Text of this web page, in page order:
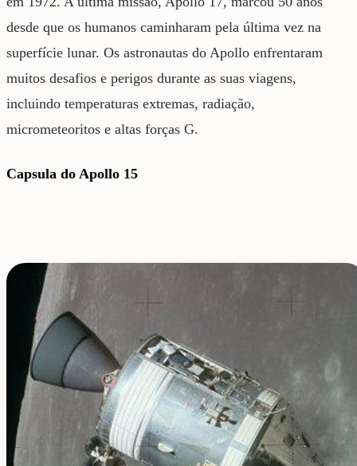
desde que os humanos caminharam pela última vez na
superfície lunar. Os astronautas do Apollo enfrentaram
muitos desafios e perigos durante as suas viagens,
incluindo temperaturas extremas, radiação,
micrometeoritos e altas forças G.
Capsula do Apollo 15